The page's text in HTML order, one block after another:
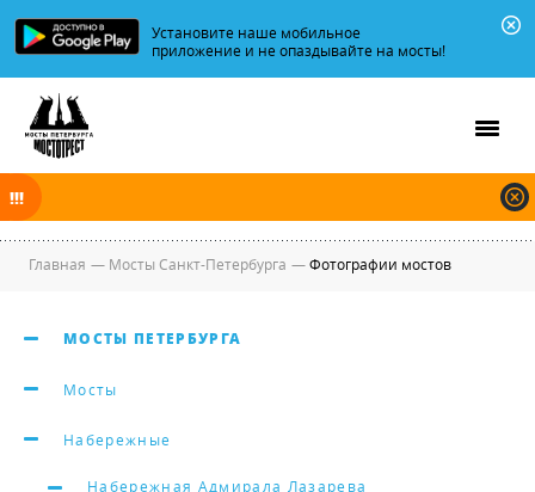
Установите наше мобильное
приложение и не опаздывайте на мосты!
разводятся по графику.
Главная — Мосты Санкт-Петербурга —Фотографии мостов
МОСТЫ ПЕТЕРБУРГА
Мосты
Набережные
Набережная Адмирала Лазарева